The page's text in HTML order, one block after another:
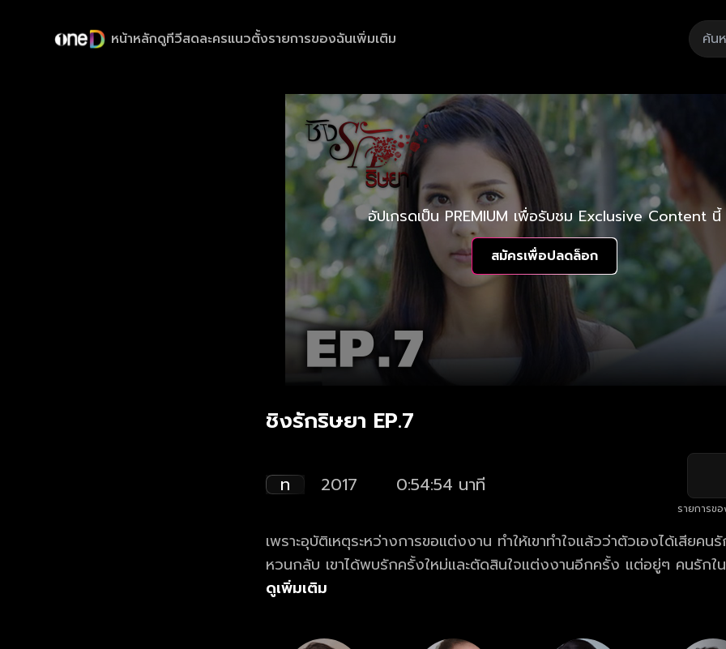
หน้าหลักดูทีวีสดละครแนวตั้งรายการของฉันเพิ่มเติม
อัปเกรดเป็น PREMIUM เพื่อรับชม Exclusive Content นี้
สมัครเพื่อปลดล็อก
ชิงรักริษยา EP.7
ท 2017 0:54:54 นาที
รายการข
เพราะอุบัติเหตุระหว่างการขอแต่งงาน ทำให้เขาทำใจแล้วว่าตัวเองได้เสียคน
หวนกลับ เขาได้พบรักครั้งใหม่และตัดสินใจแต่งงานอีกครั้ง แต่อยู่ๆ คนรักใ
ฎตัวขึ้นอย่างเป็นปริศนา
ดูเพิ่มเติม